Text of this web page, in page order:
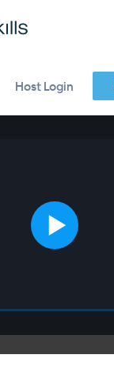
Host Login